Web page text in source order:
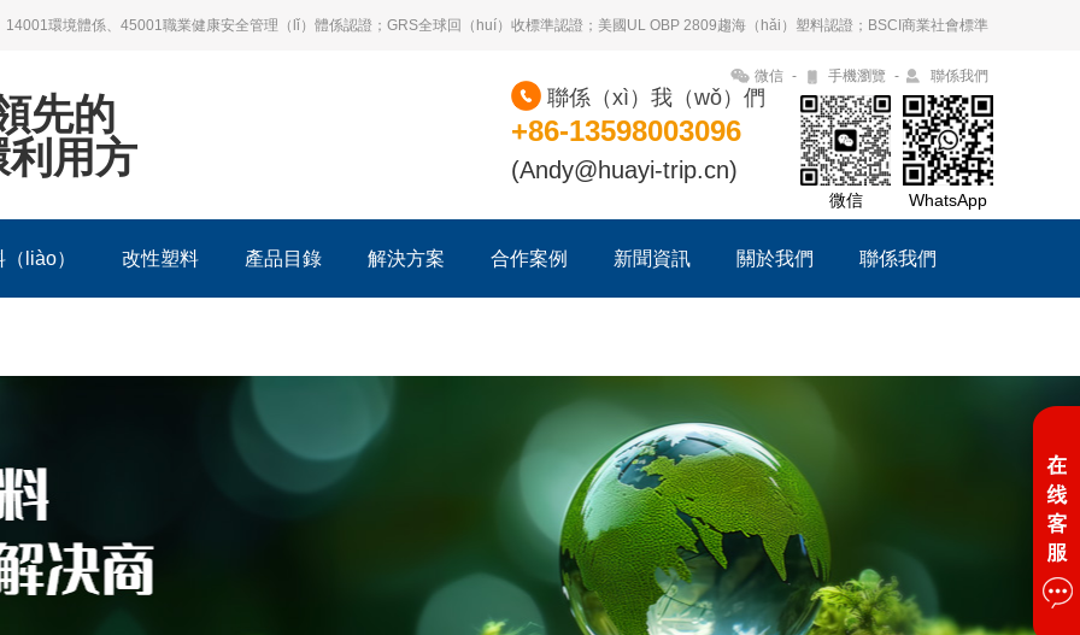
環境體係、45001職業健康安全管理（lǐ）體係認證；GRS全球回（huí）收標準認證；美國UL OBP 2809趨海（hǎi）塑料認證；BSCI商業社會標準
微信 - 手機瀏覽 - 聯係我們
先的
用方
+86-13598003096
(Andy@huayi-trip.cn)
聯係（xì）我（wǒ）們
微信 WhatsApp
liào） 改性塑料 產品目錄 解決方案 合作案例 新聞資訊 關於我們 聯係我們